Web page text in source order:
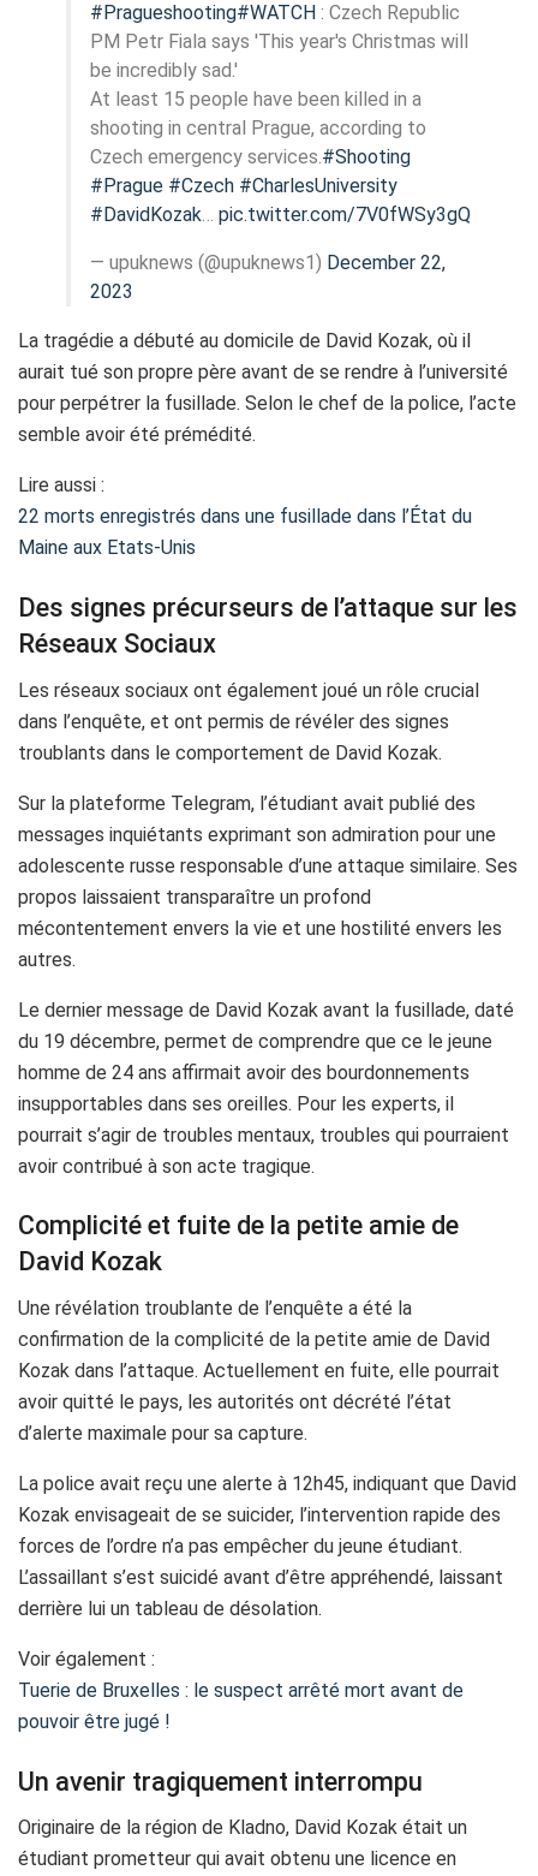
#Pragueshooting#WATCH : Czech Republic
PM Petr Fiala says 'This year's Christmas will
be incredibly sad.'
At least 15 people have been killed in a
shooting in central Prague, according to
Czech emergency services.#Shooting
#Prague #Czech #CharlesUniversity
#DavidKozak… pic.twitter.com/7V0fWSy3gQ
— upuknews (@upuknews1) December 22,
2023
La tragédie a débuté au domicile de David Kozak, où il
aurait tué son propre père avant de se rendre à l’université
pour perpétrer la fusillade. Selon le chef de la police, l’acte
semble avoir été prémédité.
Lire aussi :
22 morts enregistrés dans une fusillade dans l’État du
Maine aux Etats-Unis
Des signes précurseurs de l’attaque sur les
Réseaux Sociaux
Les réseaux sociaux ont également joué un rôle crucial
dans l’enquête, et ont permis de révéler des signes
troublants dans le comportement de David Kozak.
Sur la plateforme Telegram, l’étudiant avait publié des
messages inquiétants exprimant son admiration pour une
adolescente russe responsable d’une attaque similaire. Ses
propos laissaient transparaître un profond
mécontentement envers la vie et une hostilité envers les
autres.
Le dernier message de David Kozak avant la fusillade, daté
du 19 décembre, permet de comprendre que ce le jeune
homme de 24 ans affirmait avoir des bourdonnements
insupportables dans ses oreilles. Pour les experts, il
pourrait s’agir de troubles mentaux, troubles qui pourraient
avoir contribué à son acte tragique.
Complicité et fuite de la petite amie de
David Kozak
Une révélation troublante de l’enquête a été la
confirmation de la complicité de la petite amie de David
Kozak dans l’attaque. Actuellement en fuite, elle pourrait
avoir quitté le pays, les autorités ont décrété l’état
d’alerte maximale pour sa capture.
La police avait reçu une alerte à 12h45, indiquant que David
Kozak envisageait de se suicider, l’intervention rapide des
forces de l’ordre n’a pas empêcher du jeune étudiant.
L’assaillant s’est suicidé avant d’être appréhendé, laissant
derrière lui un tableau de désolation.
Voir également :
Tuerie de Bruxelles : le suspect arrêté mort avant de
pouvoir être jugé !
Un avenir tragiquement interrompu
Originaire de la région de Kladno, David Kozak était un
étudiant prometteur qui avait obtenu une licence en